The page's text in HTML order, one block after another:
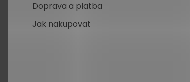
Doprava a platba
Jak nakupovat